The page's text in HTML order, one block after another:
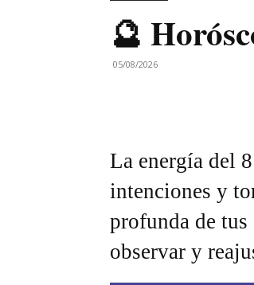
🔮
05/08/2026
La energía del
intenciones y
profunda de tus
observar y